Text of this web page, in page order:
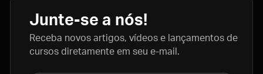
Junte-se a nós!
Receba novos artigos, vídeos e lançamentos de
cursos diretamente em seu e-mail.